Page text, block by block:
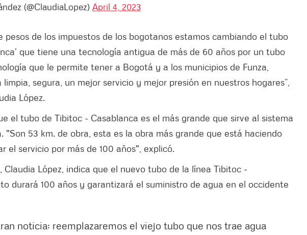
(@ClaudiaLopez) April 4, 2023
pesos de los impuestos de los bogotanos estamos cambiando el tubo
que tiene una tecnología antigua de más de 60 años por un tubo
que le permite tener a Bogotá y a los municipios de Funza,
segura, un mejor servicio y mejor presión en nuestros hogares”,
López.
el tubo de Tibitoc - Casablanca es el más grande que sirve al sistema
"Son 53 km. de obra, esta es la obra más grande que está haciendo
el servicio por más de 100 años", explicó.
Claudia López, indica que el nuevo tubo de la línea Tibitoc -
durará 100 años y garantizará el suministro de agua en el occidente
noticia: reemplazaremos el viejo tubo que nos trae agua